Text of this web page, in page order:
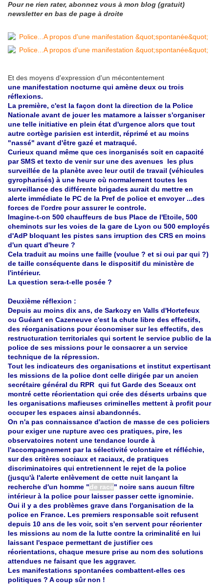
Pour ne rien rater, abonnez vous à mon blog (gratuit)
newsletter en bas de page à droite
Et des moyens d'expression d'un mécontentement
une manifestation nocturne qui amène deux ou trois
réflexions.
La première, c'est la façon dont la direction de la Police
Nationale avant de jouer les matamore a laisser s'organiser
une telle initiative en plein état d'urgence alors que tout
autre cortège parisien est interdit, réprimé et au moins
"nassé" avant d'être gazé et matraqué.
Curieux quand même que ces inorganisés soit en capacité
par SMS et texto de venir sur une des avenues les plus
surveillée de la planète avec leur outil de travail (véhicules
gyropharisés) à une heure où normalement toutes les
surveillance des différente brigades aurait du mettre en
alerte immédiate le PC de la Pref de police et envoyer ...des
forces de l'ordre pour assurer le controle.
Imagine-t-on 500 chauffeurs de bus Place de l'Etoile, 500
cheminots sur les voies de la gare de Lyon ou 500 employés
d'AdP bloquant les pistes sans irruption des CRS en moins
d'un quart d'heure ?
Cela traduit au moins une faille (voulue ? et si oui par qui ?)
de taille conséquente dans le dispositif du ministère de
l'intérieur.
La question sera-t-elle posée ?
Deuxième réflexion :
Depuis au moins dix ans, de Sarkozy en Valls d'Hortefeux
ou Guéant en Cazeneuve c'est la chute libre des effectifs,
des réorganisations pour économiser sur les effectifs, des
restructuration territoriales qui sortent le service public de la
police de ses missions pour le consacrer a un service
technique de la répression.
Tout les indicateurs des organisations et institut expertisant
les missions de la police dont celle dirigée par un ancien
secrétaire général du RPR qui fut Garde des Sceaux ont
montré cette réorientation qui crée des déserts urbains que
les organisations mafieuses criminelles mettent à profit pour
occuper les espaces ainsi abandonnés.
On n'a pas connaissance d'action de masse de ces policiers
pour exiger une rupture avec ces pratiques, pire, les
observatoires notent une tendance lourde à
l'accompagnement par la sélectivité volontaire et réfléchie,
sur des critères sociaux et raciaux, de pratiques
discriminatoires qui entretiennent le rejet de la police
(jusqu'à l'alerte enlèvement de cette nuit lançant la
recherche d'un homme "de race" noire sans aucun filtre
intérieur à la police pour laisser passer cette ignominie.
Oui il y a des problèmes grave dans l'organisation de la
police en France. Les premiers responsable soit refusent
depuis 10 ans de les voir, soit s'en servent pour réorienter
les missions au nom de la lutte contre la criminalité en lui
laissant l'espace permettant de justifier ces
réorientations, chaque mesure prise au nom des solutions
attendues ne faisant que les aggraver.
Les manifestations spontanées combattent-elles ces
politiques ? A coup sûr non !